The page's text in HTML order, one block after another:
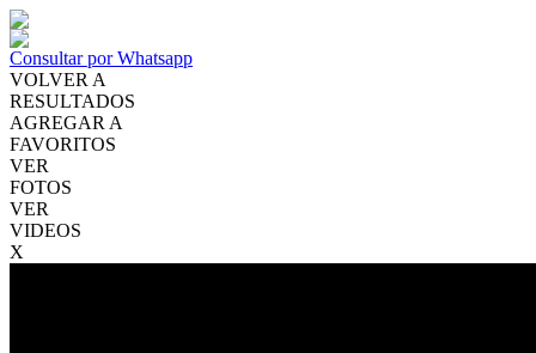
Consultar por Whatsapp
VOLVER A
RESULTADOS
AGREGAR A
FAVORITOS
VER
FOTOS
VER
VIDEOS
X